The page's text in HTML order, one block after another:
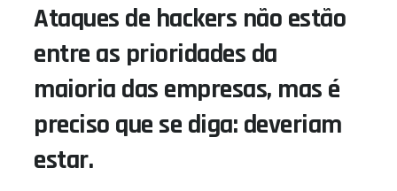
Ataques de hackers não estão
entre as prioridades da
maioria das empresas, mas é
preciso que se diga: deveriam
estar.